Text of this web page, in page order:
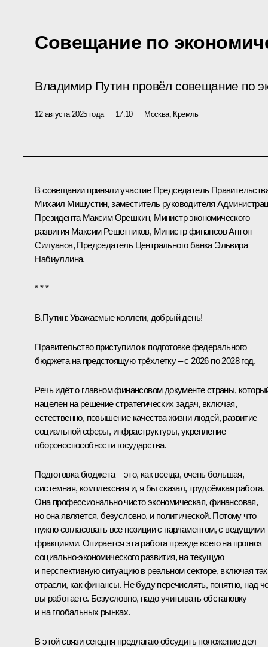
Совещание по
Владимир Путин провёл совещание по
12 августа 2025 года 17:10 Москва, Кремль
В совещании приняли участие Председатель
Михаил Мишустин, заместитель руководителя
Президента Максим Орешкин, Министр экономического
развития Максим Решетников, Министр финансов Антон
Силуанов, Председатель Центрального банка Эльвира
Набиуллина.
* * *
В.Путин: Уважаемые коллеги, добрый день!
Правительство приступило к подготовке федерального
бюджета на предстоящую трёхлетку – с 2026 по 2028 год.
Речь идёт о главном финансовом документе страны,
нацелен на решение стратегических задач, включая,
естественно, повышение качества жизни людей, развитие
социальной сферы, инфраструктуры, укрепление
обороноспособности государства.
Подготовка бюджета – это, как всегда, очень большая,
системная, комплексная и, я бы сказал, трудоёмкая работа.
Она профессионально чисто экономическая, финансовая,
но она является, безусловно, и политической. Потому что
нужно согласовать все позиции с парламентом, с ведущими
фракциями. Опирается эта работа прежде всего на прогноз
социально-экономического развития, на текущую
и перспективную ситуацию в реальном секторе, включая
отрасли, как финансы. Не буду перечислять, понятно, над
вы работаете. Безусловно, надо учитывать обстановку
и на глобальных рынках.
В этой связи сегодня предлагаю обсудить положение дел